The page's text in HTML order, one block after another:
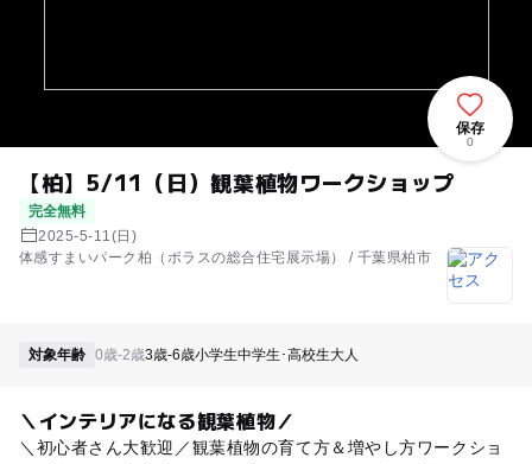
【柏】5/11（日）観葉植物ワークショップ
完全無料
2025-5-11(日)
体感すまいパーク柏（ポラスの総合住宅展示場） / 千葉県柏市
保存
0
対象年齢 0歳-2歳3歳-6歳小学生中学生･高校生大人
＼インテリアになる観葉植物／
＼初心者さん大歓迎／観葉植物の育て方＆増やし方ワークショ